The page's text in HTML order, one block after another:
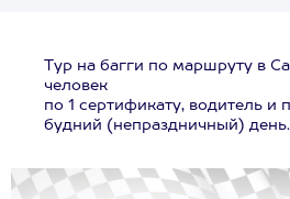
Тур на багги по маршруту в
человек
по 1 сертификату, водитель и
будний (непраздничный) день.